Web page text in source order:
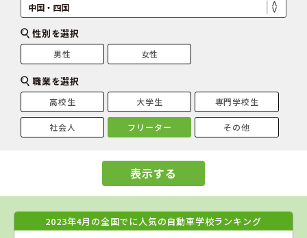
性別を選択
男性 女性
職業を選択
高校生 大学生 専門学校生
社会人 フリーター その他
表示する
2023年4月の全国でに人気の自動車学校ランキング